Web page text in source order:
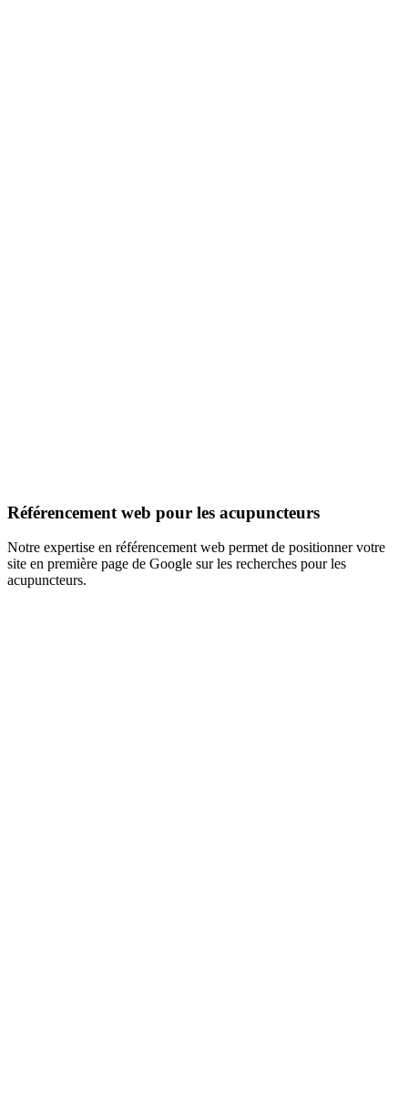
Référencement web pour les acupuncteurs
Notre expertise en référencement web permet de positionner votre
site en première page de Google sur les recherches pour les
acupuncteurs.